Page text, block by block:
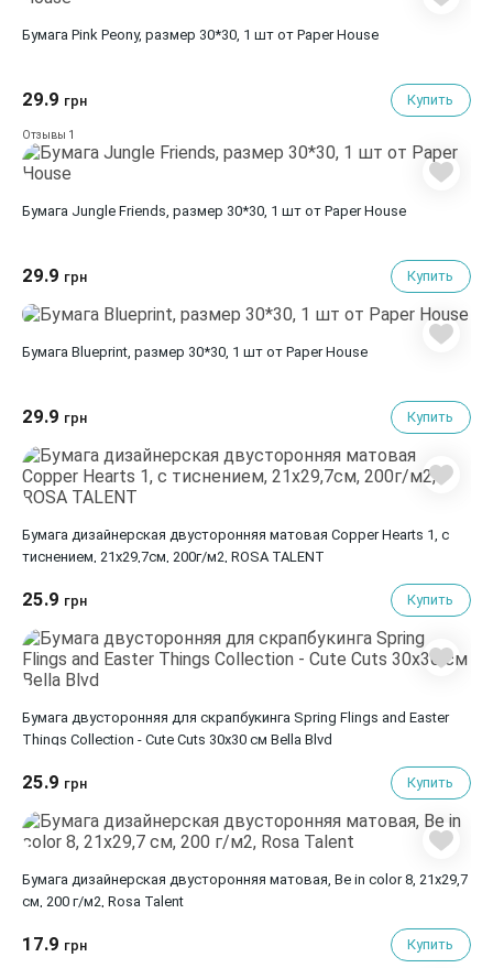
Бумага Pink Peony, размер 30*30, 1 шт от Paper House
29.9 грн Купить
Отзывы 1
Бумага Jungle Friends, размер 30*30, 1 шт от Paper House
29.9 грн Купить
Бумага Blueprint, размер 30*30, 1 шт от Paper House
29.9 грн Купить
Бумага дизайнерская двусторонняя матовая Copper Hearts 1, с
тиснением, 21х29,7см, 200г/м2, ROSA TALENT
25.9 грн Купить
Бумага двусторонняя для скрапбукинга Spring Flings and Easter
Things Collection - Cute Cuts 30х30 см Bella Blvd
25.9 грн Купить
Бумага дизайнерская двусторонняя матовая, Be in color 8, 21х29,7
см, 200 г/м2, Rosa Talent
17.9 грн Купить